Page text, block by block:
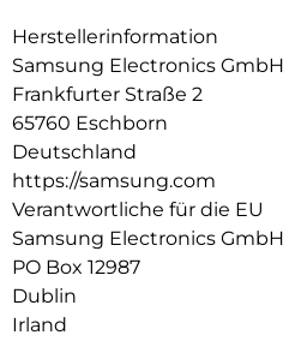
Herstellerinformation
Samsung Electronics GmbH
Frankfurter Straße 2
65760 Eschborn
Deutschland
https://samsung.com
Verantwortliche für die EU
Samsung Electronics GmbH
PO Box 12987
Dublin
Irland